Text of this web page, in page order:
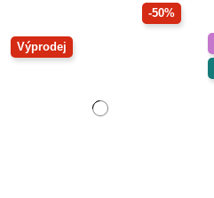
-50%
Výprodej